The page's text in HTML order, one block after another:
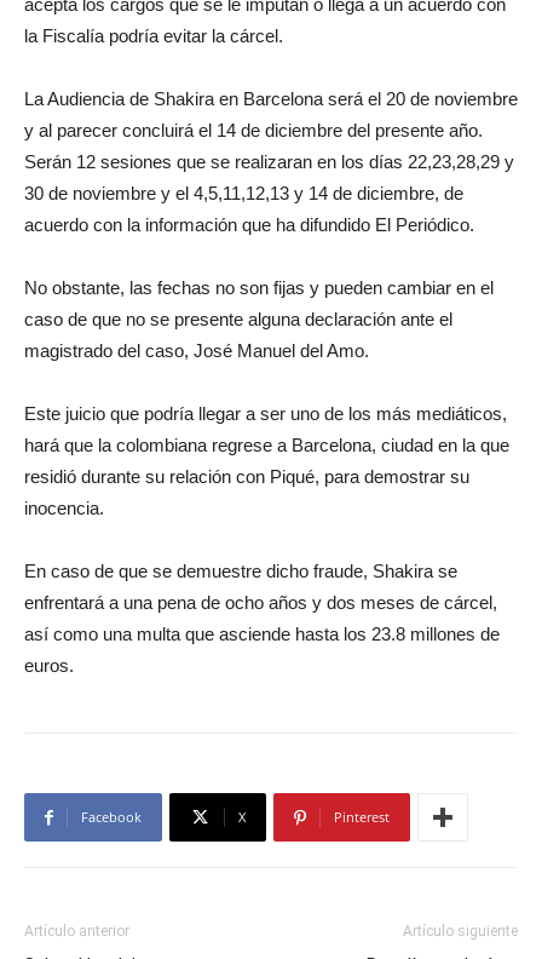
acepta los cargos que se le imputan o llega a un acuerdo con
la Fiscalía podría evitar la cárcel.
La Audiencia de Shakira en Barcelona será el 20 de noviembre
y al parecer concluirá el 14 de diciembre del presente año.
Serán 12 sesiones que se realizaran en los días 22,23,28,29 y
30 de noviembre y el 4,5,11,12,13 y 14 de diciembre, de
acuerdo con la información que ha difundido El Periódico.
No obstante, las fechas no son fijas y pueden cambiar en el
caso de que no se presente alguna declaración ante el
magistrado del caso, José Manuel del Amo.
Este juicio que podría llegar a ser uno de los más mediáticos,
hará que la colombiana regrese a Barcelona, ciudad en la que
residió durante su relación con Piqué, para demostrar su
inocencia.
En caso de que se demuestre dicho fraude, Shakira se
enfrentará a una pena de ocho años y dos meses de cárcel,
así como una multa que asciende hasta los 23.8 millones de
euros.
Facebook X Pinterest
Artículo anterior Artículo siguiente